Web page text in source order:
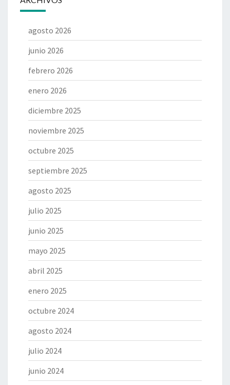
agosto 2026
junio 2026
febrero 2026
enero 2026
diciembre 2025
noviembre 2025
octubre 2025
septiembre 2025
agosto 2025
julio 2025
junio 2025
mayo 2025
abril 2025
enero 2025
octubre 2024
agosto 2024
julio 2024
junio 2024